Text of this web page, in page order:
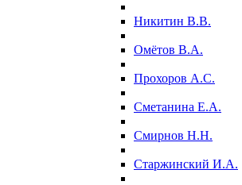
Никитин В.В.
Омётов В.А.
Прохоров А.С.
Сметанина Е.А.
Смирнов Н.Н.
Старжинский И.А.